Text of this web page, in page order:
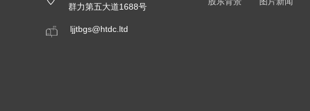
群力第五大道1688号
ljjtbgs@htdc.ltd